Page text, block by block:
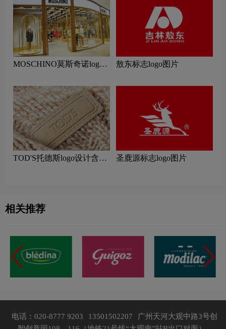
MOSCHINO莫斯奇诺logo
念
敖东标志logo图片
TOD'S托德斯logo设计含义
圣鹿源标志logo图片
相关推荐
电话：020-8777 9203 13501502207
广州天河大观中路3号创